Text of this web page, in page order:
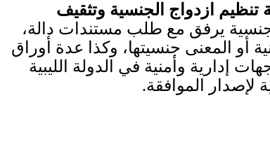
تنظيم ازدواج الجنسية وتثقيف
يرفق مع طلب مستندات دالة،
أو المعنى جنسيتها، وكذا عدة أوراق
وأمنية في الدولة الليبية
لإصدار الموافقة.